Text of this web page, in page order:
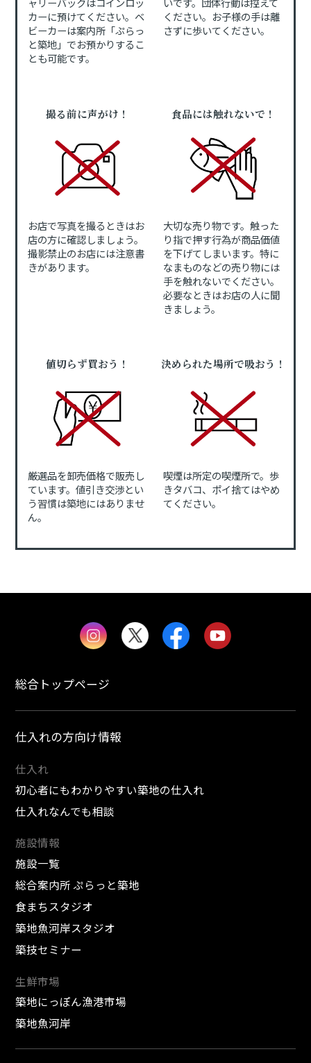
カーに預けてください。ベ
ビーカーは案内所「ぷらっ
と築地」でお預かりするこ
とも可能です。
ください。お子様の手は離
さずに歩いてください。
撮る前に声がけ！
お店で写真を撮るときはお
店の方に確認しましょう。
撮影禁止のお店には注意書
きがあります。
食品には触れないで！
大切な売り物です。触った
り指で押す行為が商品価値
を下げてしまいます。特に
なまものなどの売り物には
手を触れないでください。
必要なときはお店の人に聞
きましょう。
値切らず買おう！
厳選品を卸売価格で販売し
ています。値引き交渉とい
う習慣は築地にはありませ
ん。
決められた場所で吸おう！
喫煙は所定の喫煙所で。歩
きタバコ、ポイ捨てはやめ
てください。
総合トップページ
仕入れの方向け情報
仕入れ
初心者にもわかりやすい築地の仕入れ
仕入れなんでも相談
施設情報
施設一覧
総合案内所 ぷらっと築地
食まちスタジオ
築地魚河岸スタジオ
築技セミナー
生鮮市場
築地にっぽん漁港市場
築地魚河岸